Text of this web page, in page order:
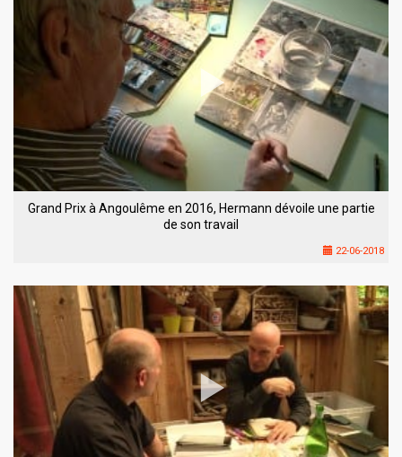
Grand Prix à Angoulême en 2016, Hermann dévoile une partie
de son travail
22-06-2018